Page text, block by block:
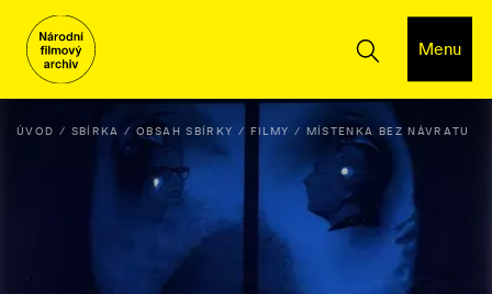
Menu
ÚVOD SBÍRKA OBSAH SBÍRKY FILMY MÍSTENKA BEZ NÁVRATU